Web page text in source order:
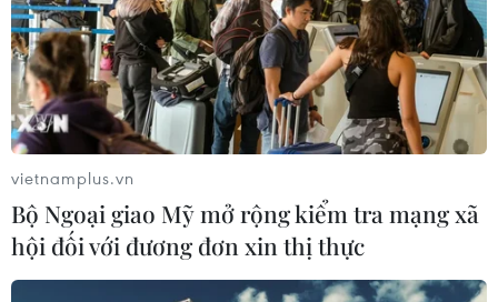
Trưng bày tư liệu “Chủ tịch Hồ Chí
Minh - Tổng tư lệnh Fidel Castro:
Nghĩa tình son sắt đặc biệt"
04/08/2026 06:06
vietnamplus.vn
Bộ Ngoại giao Mỹ mở rộng kiểm tra mạng xã
hội đối với đương đơn xin thị thực